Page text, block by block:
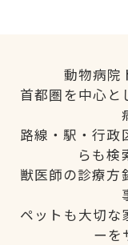
動物病院
首都圏を中心と
路線・駅・行政
らも検
獣医師の診療方
ペットも大切な
ーを